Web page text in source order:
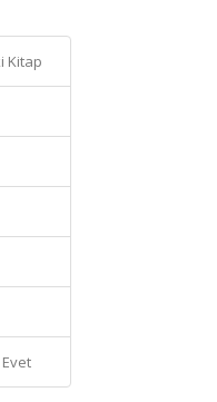
Kitap
Evet